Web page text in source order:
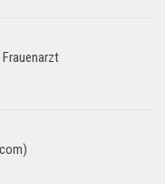
Frauenarzt